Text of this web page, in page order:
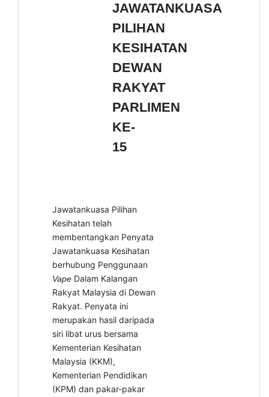
JAWATANKUASA
PILIHAN
KESIHATAN
DEWAN
RAKYAT
PARLIMEN
KE-
15
Jawatankuasa Pilihan
Kesihatan telah
membentangkan Penyata
Jawatankuasa Kesihatan
berhubung Penggunaan
Vape Dalam Kalangan
Rakyat Malaysia di Dewan
Rakyat. Penyata ini
merupakan hasil daripada
siri libat urus bersama
Kementerian Kesihatan
Malaysia (KKM),
Kementerian Pendidikan
(KPM) dan pakar-pakar